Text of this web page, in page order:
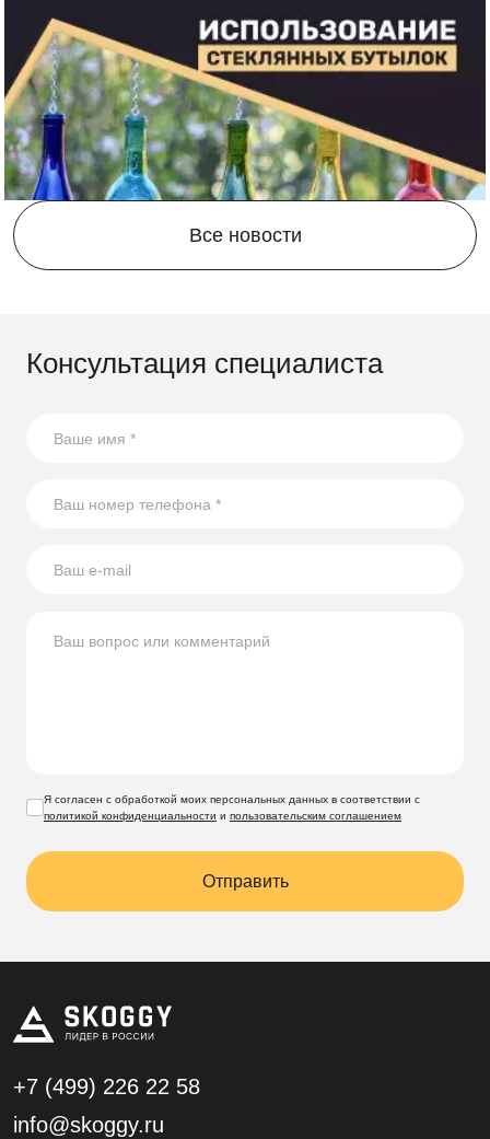
21.08.2023
бутылок
использованию стеклянных бутылок на участке.
Все новости
Консультация специалиста
Я согласен с обработкой моих персональных данных в соответствии с
политикой конфиденциальности и пользовательским соглашением
Отправить
+7 (499) 226 22 58
info@skoggy.ru